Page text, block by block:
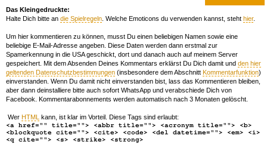
Das Kleingedruckte:
Halte Dich bitte an die Spielregeln . Welche Emoticons du verwenden kannst, steht hier.
Um hier kommentieren zu können, musst Du einen beliebigen Namen sowie eine
beliebige E-Mail-Adresse angeben. Diese Daten werden dann erstmal zur
Spamerkennung in die USA geschickt, dort und danach auch auf meinem Server
gespeichert. Mit dem Absenden Deines Kommentars erklärst Du Dich damit und den hier
geltenden Datenschutzbestimmungen (insbesondere dem Abschnitt Kommentarfunktion)
einverstanden. Wenn Du damit nicht einverstanden bist, lass das Kommentieren bleiben,
aber dann deinstalliere bitte auch sofort WhatsApp und verabschiede Dich von
Facebook. Kommentarabonnements werden automatisch nach 3 Monaten gelöscht.
Wer HTML kann, ist klar im Vorteil. Diese Tags sind erlaubt:
<a href="" title=""> <abbr title=""> <acronym title=""> <b>
<blockquote cite=""> <cite> <code> <del datetime=""> <em> <i>
<q cite=""> <s> <strike> <strong>